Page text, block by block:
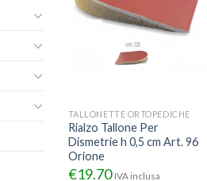
TALLONETTE ORTOPEDICHE
Rialzo Tallone Per
Dismetrie h 0,5 cm Art. 96
Orione
€19.70 IVA inclusa